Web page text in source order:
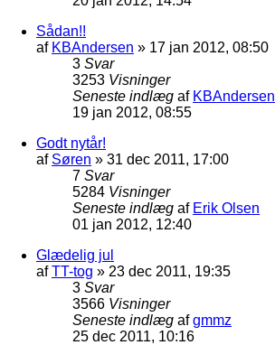
Sådan!!
af KBAndersen » 17 jan 2012, 08:50
3 Svar
3253 Visninger
Seneste indlæg af KBAndersen
19 jan 2012, 08:55
Godt nytår!
af Søren » 31 dec 2011, 17:00
7 Svar
5284 Visninger
Seneste indlæg af Erik Olsen
01 jan 2012, 12:40
Glædelig jul
afTT-tog » 23 dec 2011, 19:35
3 Svar
3566 Visninger
Seneste indlæg afgmmz
25 dec 2011, 10:16